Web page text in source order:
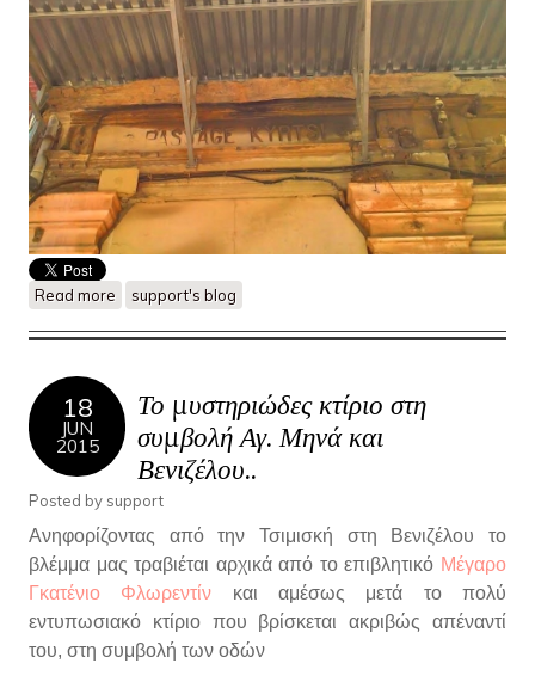
Read more about Βίκτωρος Ουγκώ 10- Passage Kyrtsi
support's blog
18
JUN
2015
Το μυστηριώδες κτίριο στη
συμβολή Αγ. Μηνά και
Βενιζέλου..
Posted by support
Ανηφορίζοντας από την Τσιμισκή στη Βενιζέλου το
βλέμμα μας τραβιέται αρχικά από το επιβλητικό Μέγαρο
Γκατένιο Φλωρεντίν και αμέσως μετά το πολύ
εντυπωσιακό κτίριο που βρίσκεται ακριβώς απέναντί
του, στη συμβολή των οδών